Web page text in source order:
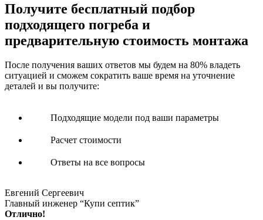
Получите бесплатный подбор
подходящего погреба и
предварительную стоимость монтажа
После получения ваших ответов мы будем на 80% владеть
ситуацией и сможем сократить ваше время на уточнение
деталей и вы получите:
Подходящие модели под ваши параметры
Расчет стоимости
Ответы на все вопросы
Евгений Сергеевич
Главный инженер “Купи септик”
Отлично!